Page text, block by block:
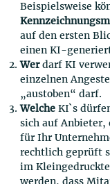
Beispielsweise
auf den ersten
einen KI-
Werdarf KI
einzelnen
„austoben“ darf.
Welche KI`s
sich auf Anbieter,
für Ihr
rechtlich geprüft
im
werden, dass